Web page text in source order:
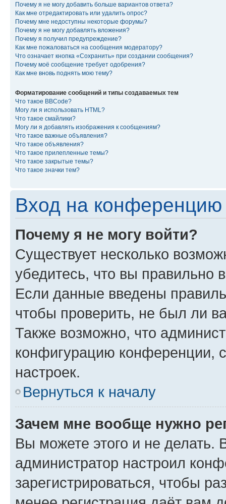
Почему я не могу добавить больше вариантов ответа?
Как мне отредактировать или удалить опрос?
Почему мне недоступны некоторые форумы?
Почему я не могу добавлять вложения?
Почему я получил предупреждение?
Как мне пожаловаться на сообщения модератору?
Что означает кнопка «Сохранить» при создании сообщения?
Почему моё сообщение требует одобрения?
Как мне вновь поднять мою тему?
Форматирование сообщений и типы создаваемых тем
Что такое BBCode?
Могу ли я использовать HTML?
Что такое смайлики?
Могу ли я добавлять изображения к сообщениям?
Что такое важные объявления?
Что такое объявления?
Что такое прилепленные темы?
Что такое закрытые темы?
Что такое значки тем?
Вход на конференцию
Почему я не могу войти?
Существует несколько
убедитесь, что вы правильно
Если данные введены
чтобы проверить, не был ли
Также возможно, что
конфигурацию конференции,
настроек.
Вернуться к началу
Зачем мне вообще нужно
Вы можете этого и не делать.
администратор настроил
зарегистрироваться, чтобы